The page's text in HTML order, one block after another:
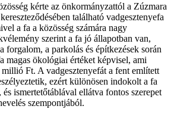
kérte az önkormányzattól a Zúzmara
található vadgesztenyefa
a fa a közösség számára nagy
szerint a fa jó állapotban van,
forgalom, a parkolás és építkezések során
magas ökológiai értéket képvisel, ami
Ft. A vadgesztenyefát a fent említett
ezért különösen indokolt a fa
ismertetőtáblával ellátva fontos szerepet
szempontjából.